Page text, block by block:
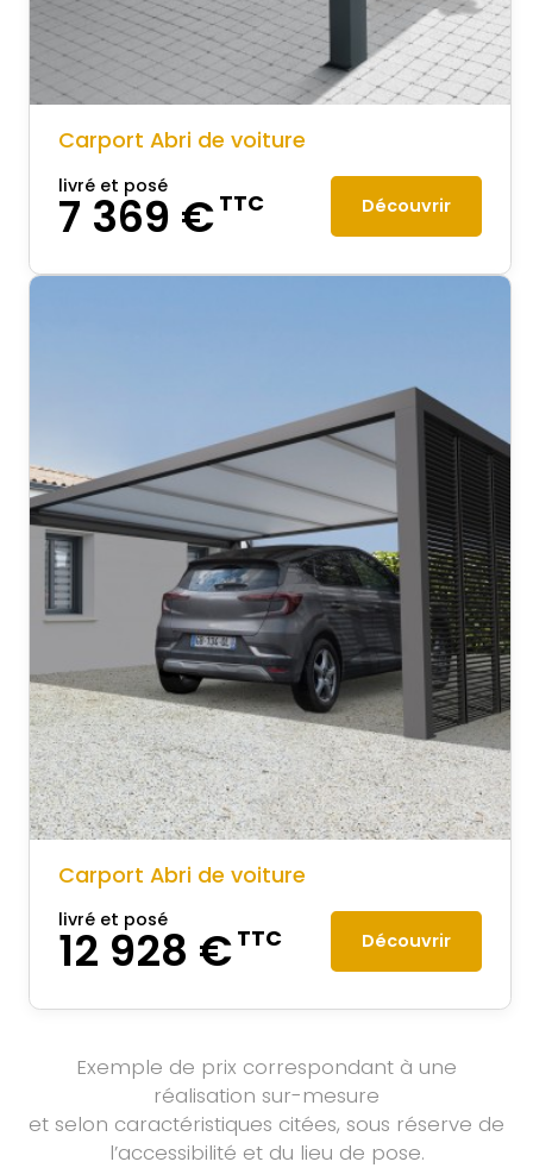
Carport Abri de voiture
livré et posé
7 369 €TTC Découvrir
Carport Abri de voiture
livré et posé
12 928 €TTC Découvrir
Exemple de prix correspondant à une
réalisation sur-mesure
et selon caractéristiques citées, sous réserve de
l’accessibilité et du lieu de pose.